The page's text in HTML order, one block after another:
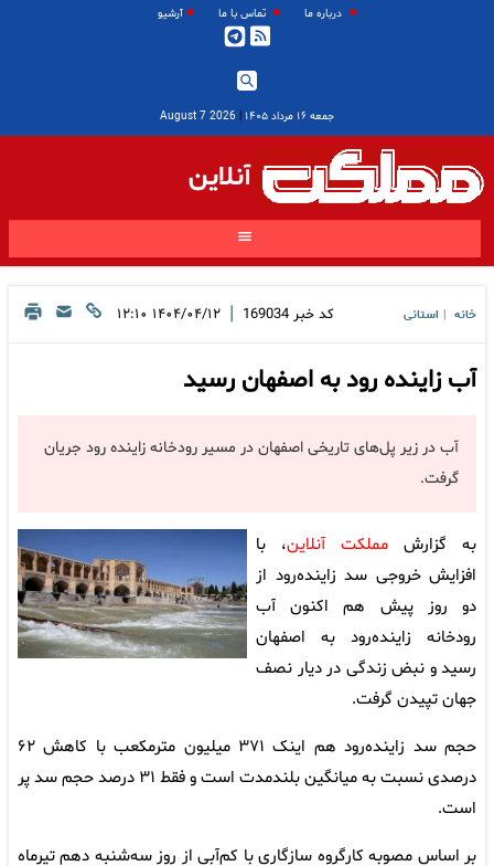
درباره ما تماس با ما آرشیو
جمعه ۱۶ مرداد ۱۴۰۵ |
2026 August 7
آنلاین
خانه استانی کد خبر 169034
| ۱۴۰۴/۰۴/۱۲ ۱۲:۱۰
آب زاینده رود به اصفهان رسید
آب در زیر پل‌های تاریخی اصفهان در مسیر رودخانه زاینده رود جریان
گرفت.
به گزارش مملکت آنلاین، با
افزایش خروجی سد زاینده‌رود از
دو روز پیش هم اکنون آب
رودخانه زاینده‌رود به اصفهان
رسید و نبض زندگی در دیار نصف
جهان تپیدن گرفت.
حجم سد زاینده‌رود هم اینک ۳۷۱ میلیون مترمکعب با کاهش ۶۲
درصدی نسبت به میانگین بلندمدت است و فقط ۳۱ درصد حجم سد پر
است.
بر اساس مصوبه کارگروه سازگاری با کم‌آبی از روز سه‌شنبه دهم تیرماه